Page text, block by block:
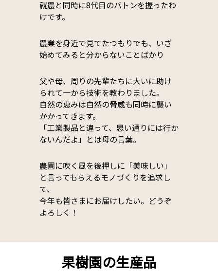
就農と同時に8代目のバトンを握ったわ
けです。
農業を身近で見てたつもりでも、いざ
始めてみると分からないことばかり
父や母、周りの先輩たちに大いに助け
られて一から技術を教わりました。
自然の恵みは自然の脅威も同時に襲い
かかってきます。
「工業製品と違って、思い通りには行か
ないんだよ」とは母の言葉。
農園に吹く風を後押しに「美味しい」
と言ってもらえるモノづくりを追求し
て、
今年も皆さまにお届けしたい。どうぞ
よろしく！
果樹園の生産品